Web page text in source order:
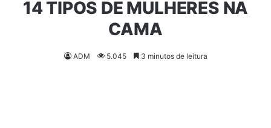
14 TIPOS DE MULHERES NA
CAMA
ADM 5.045 3 minutos de leitura